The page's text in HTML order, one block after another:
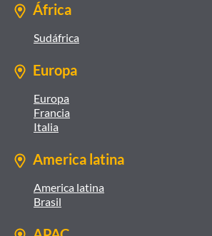
África
Sudáfrica
Europa
Europa
Francia
Italia
America latina
America latina
Brasil